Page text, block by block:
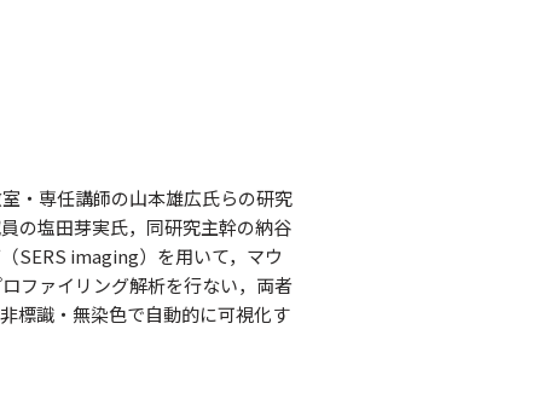
・専任講師の山本雄広氏らの研究
の塩田芽実氏，同研究主幹の納谷
SERS imaging）を用いて，マウ
ファイリング解析を行ない，両者
標識・無染色で自動的に可視化す